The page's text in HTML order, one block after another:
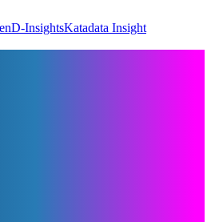
D-InsightsKatadata Insight